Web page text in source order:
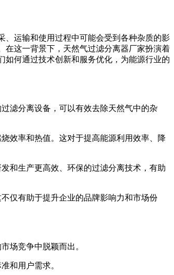
、运输和使用过程中可能会受到各种杂质的影
在这一背景下，天然气过滤分离器厂家扮演着
何通过技术创新和服务优化，为能源行业的
滤分离设备，可以有效去除天然气中的杂
效率和热值。这对于提高能源利用效率、降
和生产更高效、环保的过滤分离技术，有助
仅有助于提升企业的品牌影响力和市场份
场竞争中脱颖而出。
和用户需求。